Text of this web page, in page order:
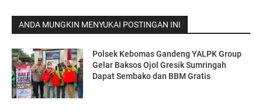
ANDA MUNGKIN MENYUKAI POSTINGAN INI
Polsek Kebomas Gandeng YALPK Group
Gelar Baksos Ojol Gresik Sumringah
Dapat Sembako dan BBM Gratis